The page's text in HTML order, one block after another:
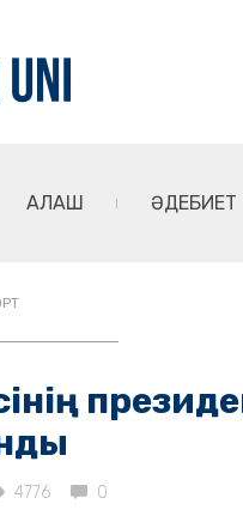
АЛАШ ӘДЕБИЕТ
4776 0